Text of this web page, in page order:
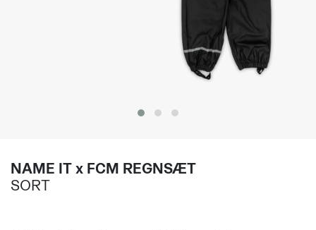
NAME IT x FCM REGNSÆT
SORT